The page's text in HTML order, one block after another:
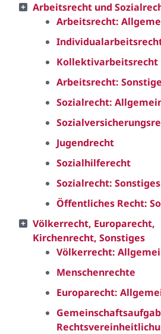
Arbeitsrecht und
Arbeitsrecht:
Kollektivarbeitsrecht
Arbeitsrecht:
Sozialrecht:
Jugendrecht
Sozialhilferecht
Sozialrecht: Sonstiges
Öffentliches Recht:
Völkerrecht, Europarecht,
Kirchenrecht, Sonstiges
Völkerrecht:
Menschenrechte
Europarecht: